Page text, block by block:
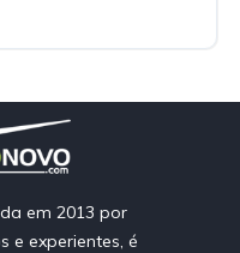
em 2013 por
e experientes, é